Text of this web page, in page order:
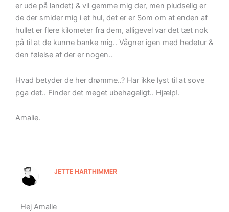
er ude på landet) & vil gemme mig der, men pludselig er
de der smider mig i et hul, det er er Som om at enden af
hullet er flere kilometer fra dem, alligevel var det tæt nok
på til at de kunne banke mig.. Vågner igen med hedetur &
den følelse af der er nogen..
Hvad betyder de her drømme..? Har ikke lyst til at sove
pga det.. Finder det meget ubehageligt.. Hjælp!.
Amalie.
JETTE HARTHIMMER
Hej Amalie